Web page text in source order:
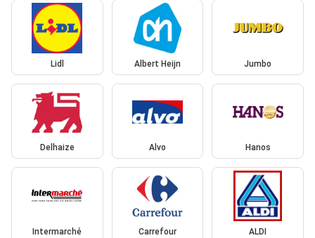
Lidl Albert Heijn Jumbo
Delhaize Alvo Hanos
Intermarché Carrefour ALDI